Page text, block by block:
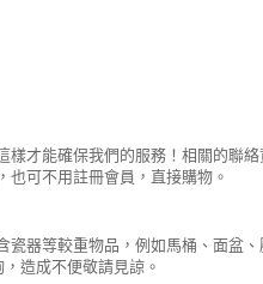
樣才能確保我們的服務！相關的聯
也可不用註冊會員，直接購物。
瓷器等較重物品，例如馬桶、面盆
造成不便敬請見諒。